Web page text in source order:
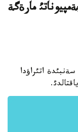
مارةگة
سةنبئدة اتئراؤدا